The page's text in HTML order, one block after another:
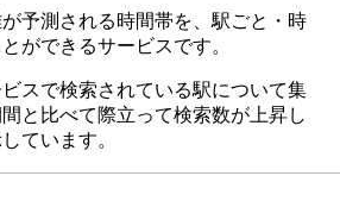
予測される時間帯を、駅ごと・時
ができるサービスです。
スで検索されている駅について集
と比べて際立って検索数が上昇し
ています。